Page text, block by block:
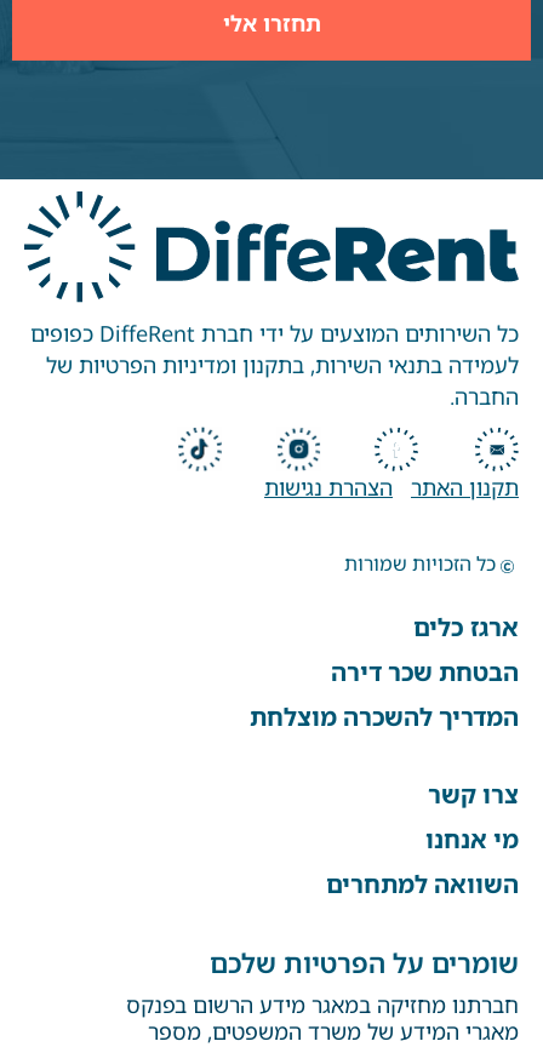
כל השירותים המוצעים על ידי חברת DiffeRent כפופים
לעמידה בתנאי השירות, בתקנון ומדיניות הפרטיות של
החברה.
תקנון האתר הצהרת נגישות
כל הזכויות שמורות
ארגז כלים
הבטחת שכר דירה
המדריך להשכרה מוצלחת
צרו קשר
מי אנחנו
השוואה למתחרים
שומרים על הפרטיות שלכם
חברתנו מחזיקה במאגר מידע הרשום בפנקס
מאגרי המידע של משרד המשפטים, מספר